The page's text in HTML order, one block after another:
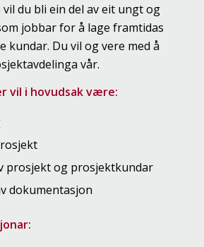
du bli ein del av eit ungt og
jobbar for å lage framtidas
kundar. Du vil og vere med å
vår.
vil i hovudsak være:
prosjekt og prosjektkundar
dokumentasjon